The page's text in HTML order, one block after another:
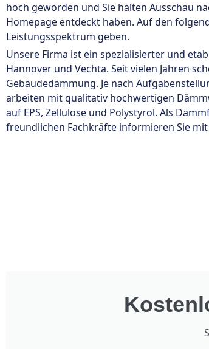
hoch geworden und Sie halten Ausschau
Homepage entdeckt haben. Auf den
Leistungsspektrum geben.
Unsere Firma ist ein spezialisierter und
Hannover und Vechta. Seit vielen Jahren
Gebäudedämmung. Je nach
arbeiten mit qualitativ hochwertigen
auf EPS, Zellulose und Polystyrol. Als
freundlichen Fachkräfte informieren Sie